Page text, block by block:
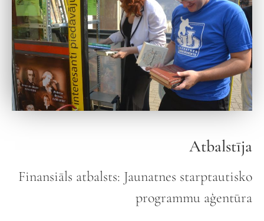
Atbalstīja
Finansiāls atbalsts: Jaunatnes starptautisko
programmu aģentūra